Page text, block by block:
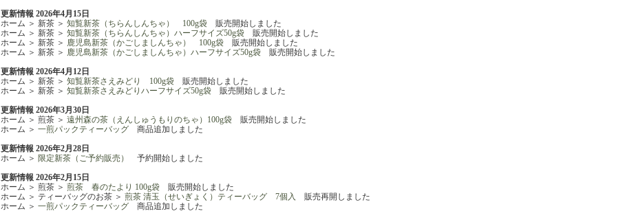
更新情報 2026年4月15日
ホーム ＞ 新茶 ＞ 知覧新茶（ちらんしんちゃ） 100g袋 販売開始しました
ホーム ＞ 新茶 ＞ 知覧新茶（ちらんしんちゃ）ハーフサイズ50g袋 販売開始しました
ホーム ＞ 新茶 ＞ 鹿児島新茶（かごしましんちゃ） 100g袋 販売開始しました
ホーム ＞ 新茶 ＞ 鹿児島新茶（かごしましんちゃ）ハーフサイズ50g袋 販売開始しました
更新情報 2026年4月12日
ホーム ＞ 新茶 ＞ 知覧新茶さえみどり 100g袋 販売開始しました
ホーム ＞ 新茶 ＞ 知覧新茶さえみどりハーフサイズ50g袋 販売開始しました
更新情報 2026年3月30日
ホーム ＞ 煎茶 ＞ 遠州森の茶（えんしゅうもりのちゃ）100g袋 販売開始しました
ホーム ＞ 一煎パックティーバッグ 商品追加しました
更新情報 2026年2月28日
ホーム ＞ 限定新茶（ご予約販売）
予約開始しました
更新情報 2026年2月15日
ホーム ＞ 煎茶 ＞ 煎茶 春のたより 100g袋 販売開始しました
ホーム ＞ ティーバッグのお茶 ＞ 煎茶 清玉（せいぎょく）ティーバッグ 7個入
販売再開しました
ホーム ＞ 一煎パックティーバッグ 商品追加しました